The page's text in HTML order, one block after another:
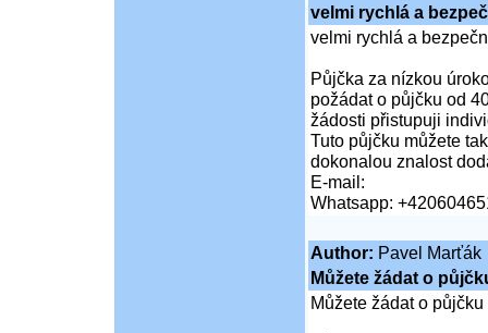
velmi rychlá a
velmi rychlá a
Půjčka za nízkou
požádat o půjčku od
žádosti přistupuji
Tuto půjčku můžete
dokonalou znalost
E-mail:
Whatsapp:
Author: Pavel Marťák
Můžete žádat o
Můžete žádat o